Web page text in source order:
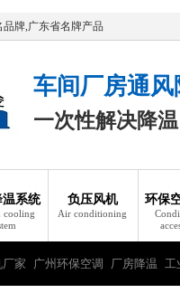
牌,广东省名牌产品
车间厂房通
一次性解决降
系统
cooling
负压风机
Air conditioning
环保
家 广州环保空调 厂房降温 工